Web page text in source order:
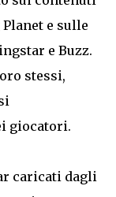
e sulle
e Buzz.
stessi,
giocatori.
caricati dagli